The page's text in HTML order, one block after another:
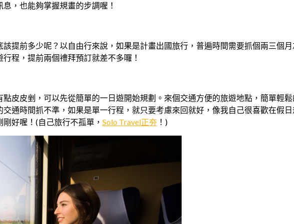
，也能夠掌握規畫的步調喔！
提前多少呢？以自由行來說，如果是計畫出國旅行，普遍時間需要抓個兩三個
程，提前兩個禮拜預訂就差不多囉！
皮皮剉，可以先從簡單的一日遊開始規劃。來個交通方便的旅遊地點，簡單
通時間抓不準，如果是單一行程，就只要考慮來回就好，像我自己很喜歡在假
好喔！(自己旅行不孤單， Solo Travel正夯 ！)